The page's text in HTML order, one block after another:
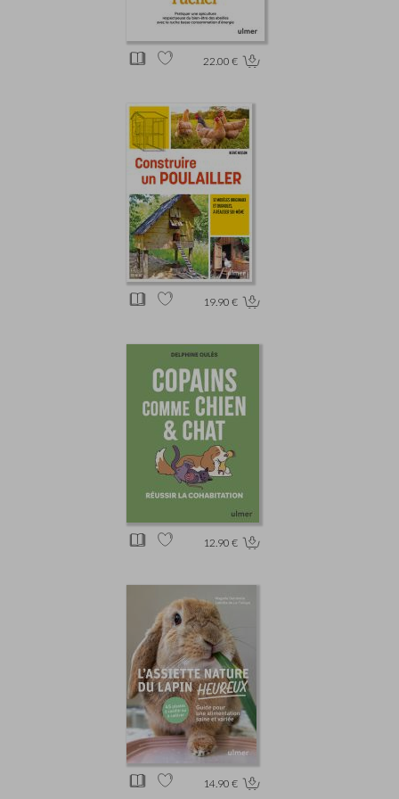
22.00 €
19.90 €
12.90 €
14.90 €